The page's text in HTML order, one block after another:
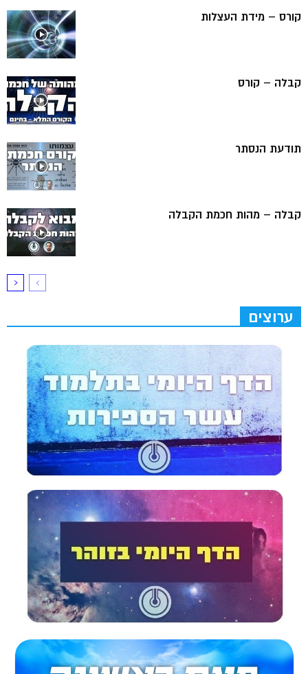
קורס – מידת העצלות
קבלה – קורס
תודעת הנסתר
קבלה – מהות חכמת הקבלה
ערוצים